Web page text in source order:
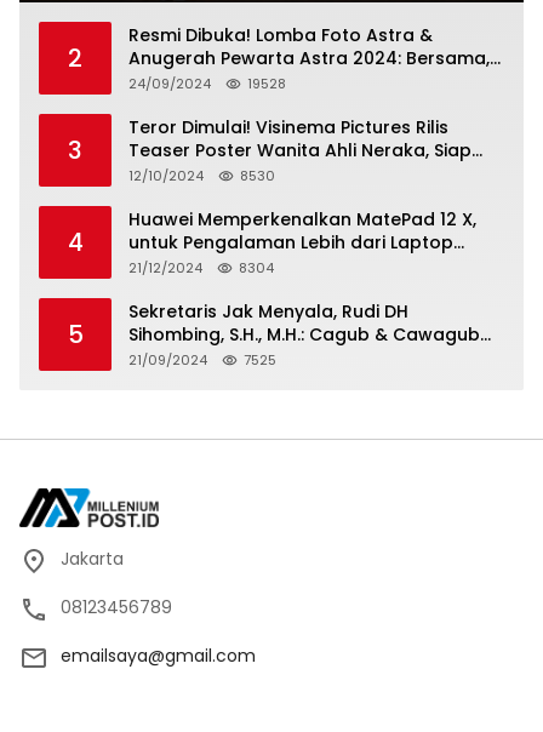
2
Resmi Dibuka! Lomba Foto Astra &
Anugerah Pewarta Astra 2024: Bersama,
Berkarya, Berkelanjutan
24/09/2024 19528
3
Teror Dimulai! Visinema Pictures Rilis
Teaser Poster Wanita Ahli Neraka, Siap
Tayang di Bioskop 14 November 2024
12/10/2024 8530
4
Huawei Memperkenalkan MatePad 12 X,
untuk Pengalaman Lebih dari Laptop
dengan Layar Ultra Bright dan Desain
Standar Baru untuk Produktivitas di Mana
Saja
21/12/2024 8304
5
Sekretaris Jak Menyala, Rudi DH
Sihombing, S.H., M.H.: Cagub & Cawagub
DKI Jakarta Pramono Anung dan Rano
21/09/2024 7525
Jakarta
08123456789
emailsaya@gmail.com